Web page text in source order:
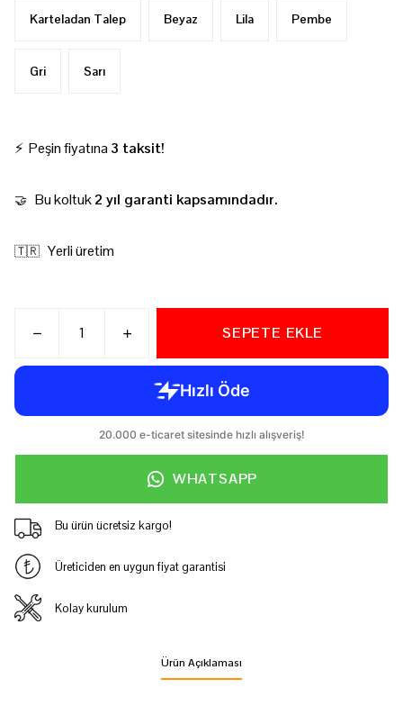
Karteladan Talep Beyaz Lila Pembe
Gri Sarı
⚡ Peşin fiyatına 3 taksit!
🤝 Bu koltuk2 yıl garanti kapsamındadır.
🇹🇷 Yerli üretim
SEPETE EKLE
WHATSAPP
Bu ürün ücretsiz kargo!
Üreticiden en uygun fiyat garantisi
Kolay kurulum
Ürün Açıklaması